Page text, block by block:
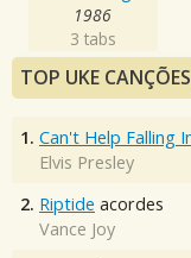
1986
3 tabs
TOP UKE
1. Can't Help Falling
Elvis Presley
2. Riptide acordes
Vance Joy